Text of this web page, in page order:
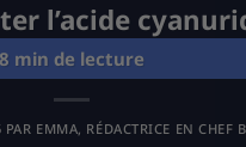
l’acide
PAR EMMA, RÉDACTRICE EN CHEF